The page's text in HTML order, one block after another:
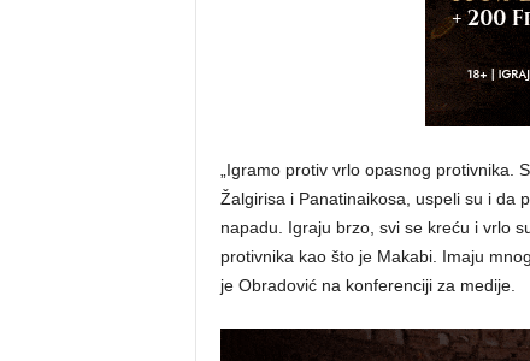
„Igramo protiv vrlo opasnog protivnika.
Žalgirisa i Panatinaikosa, uspeli su i da
napadu. Igraju brzo, svi se kreću i vrlo
protivnika kao što je Makabi. Imaju
je Obradović na konferenciji za medije.